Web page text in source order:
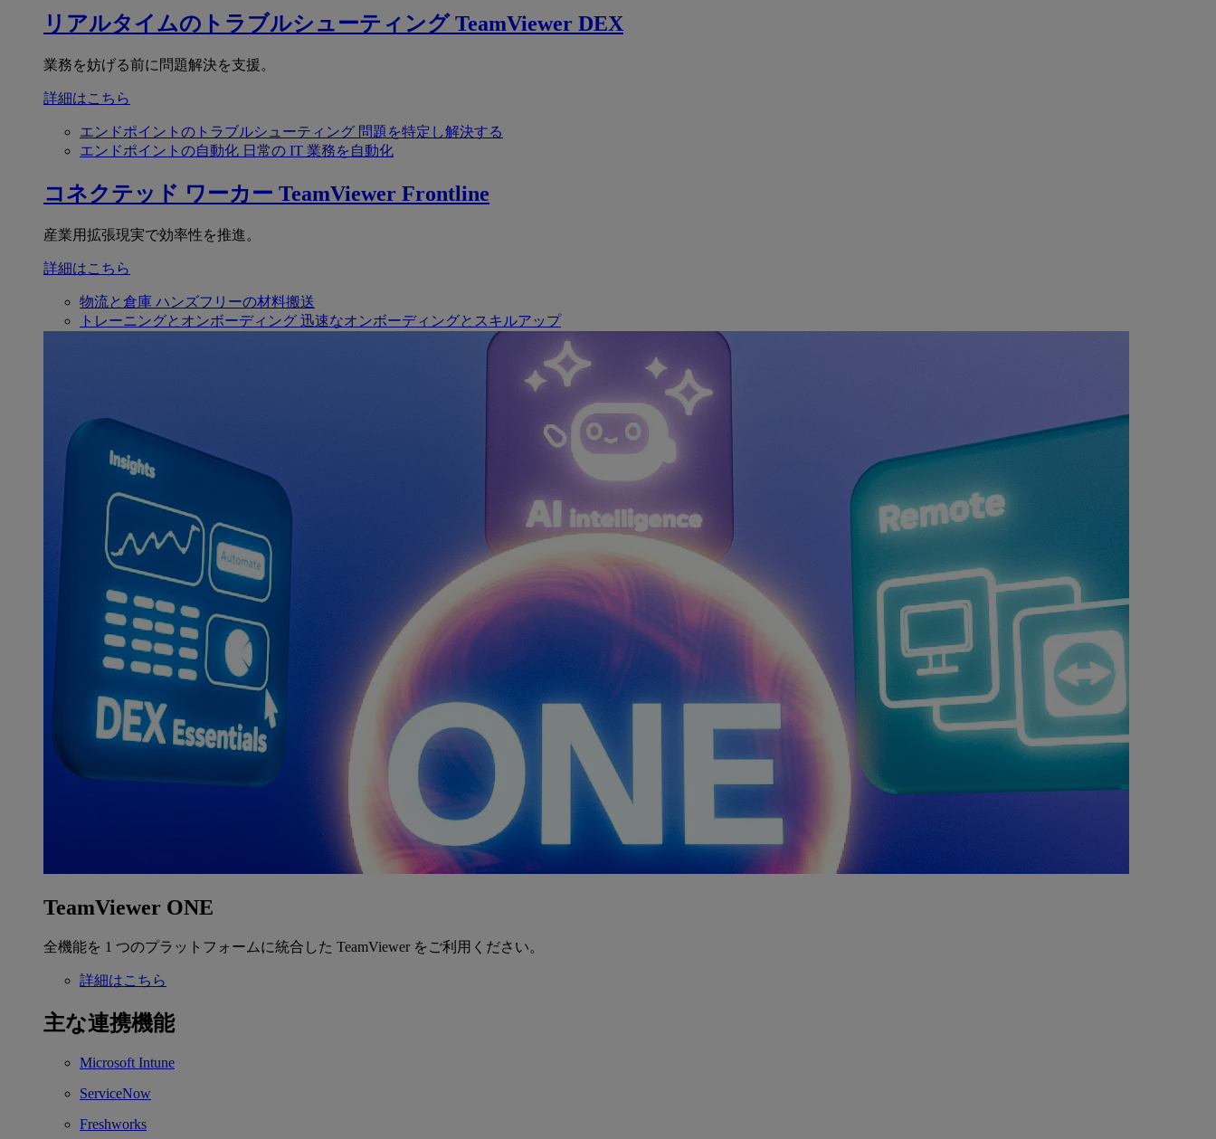
リアルタイムのトラブルシューティング TeamViewer DEX
業務を妨げる前に問題解決を支援。
詳細はこちら
エンドポイントのトラブルシューティング 問題を特定し解決する
エンドポイントの自動化 日常の IT 業務を自動化
コネクテッド ワーカー TeamViewer Frontline
産業用拡張現実で効率性を推進。
詳細はこちら
物流と倉庫 ハンズフリーの材料搬送
トレーニングとオンボーディング 迅速なオンボーディングとスキルアップ
TeamViewer ONE
全機能を 1 つのプラットフォームに統合した TeamViewer をご利用ください。
詳細はこちら
主な連携機能
Microsoft Intune
ServiceNow
Freshworks